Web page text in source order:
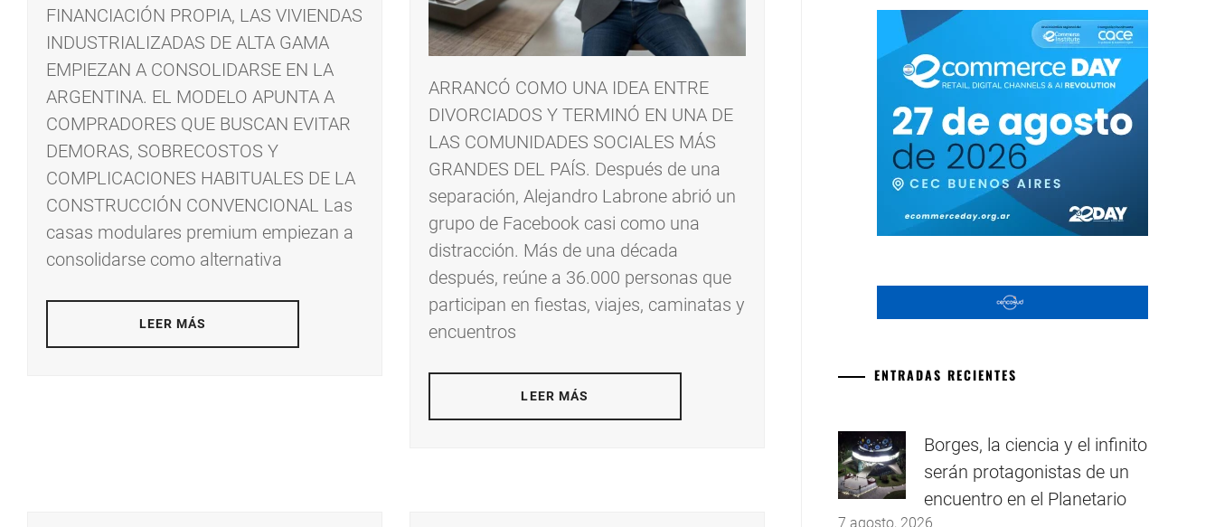
FINANCIACIÓN PROPIA, LAS VIVIENDAS
INDUSTRIALIZADAS DE ALTA GAMA
EMPIEZAN A CONSOLIDARSE EN LA
ARGENTINA. EL MODELO APUNTA A
COMPRADORES QUE BUSCAN EVITAR
DEMORAS, SOBRECOSTOS Y
COMPLICACIONES HABITUALES DE LA
CONSTRUCCIÓN CONVENCIONAL Las
casas modulares premium empiezan a
consolidarse como alternativa
LEER MÁS
ARRANCÓ COMO UNA IDEA ENTRE
DIVORCIADOS Y TERMINÓ EN UNA DE
LAS COMUNIDADES SOCIALES MÁS
GRANDES DEL PAÍS. Después de una
separación, Alejandro Labrone abrió un
grupo de Facebook casi como una
distracción. Más de una década
después, reúne a 36.000 personas que
participan en fiestas, viajes, caminatas y
encuentros
LEER MÁS
ENTRADAS RECIENTES
Borges, la ciencia y el infinito
serán protagonistas de un
encuentro en el Planetario
7 agosto, 2026